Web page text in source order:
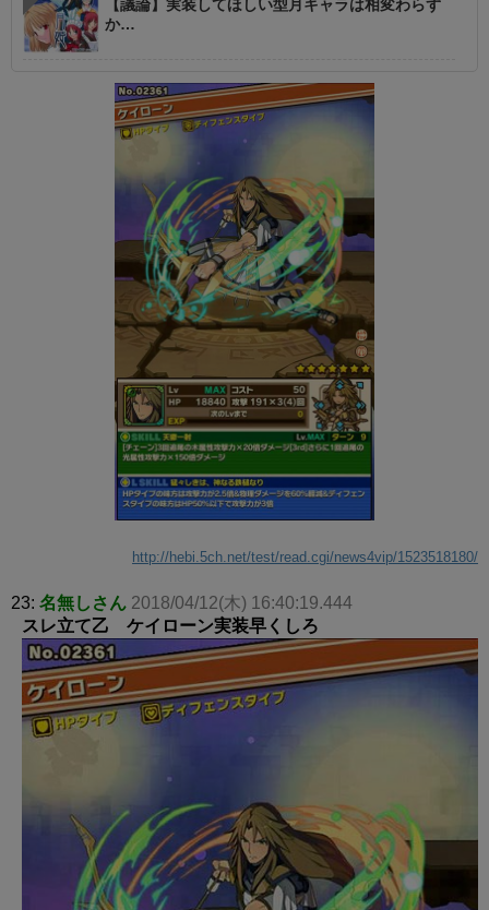
【議論】実装してほしい型月キャラは相変わらず
か…
http://hebi.5ch.net/test/read.cgi/news4vip/1523518180/
23: 名無しさん 2018/04/12(木) 16:40:19.444
スレ立て乙 ケイローン実装早くしろ